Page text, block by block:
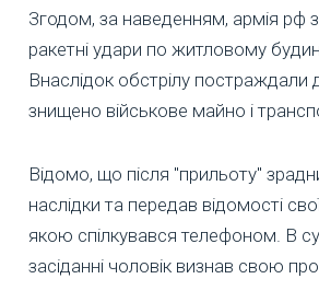
Згодом, за наведенням, армія рф
ракетні удари по житловому
Внаслідок обстрілу постраждали
знищено військове майно і
Відомо, що після "прильоту"
наслідки та передав відомості
якою спілкувався телефоном. В
засіданні чоловік визнав свою